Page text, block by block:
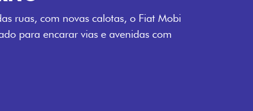
de cor que é a sua cara. Escolha
Montecarlo, Branco Banchisa, Prata